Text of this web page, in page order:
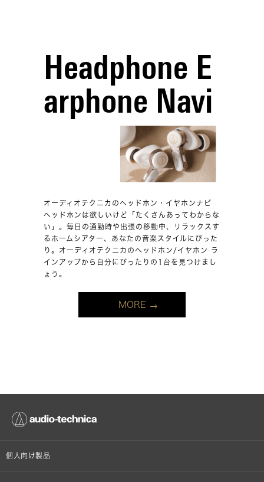
Headphone E
arphone Navi
オーディオテクニカのヘッドホン・イヤホンナビ
ヘッドホンは欲しいけど「たくさんあってわからな
い」。毎日の通勤時や出張の移動中、リラックスす
るホームシアター、あなたの音楽スタイルにぴった
り。オーディオテクニカのヘッドホン/イヤホン ラ
インアップから自分にぴったりの1台を見つけまし
ょう。
MORE
個人向け製品